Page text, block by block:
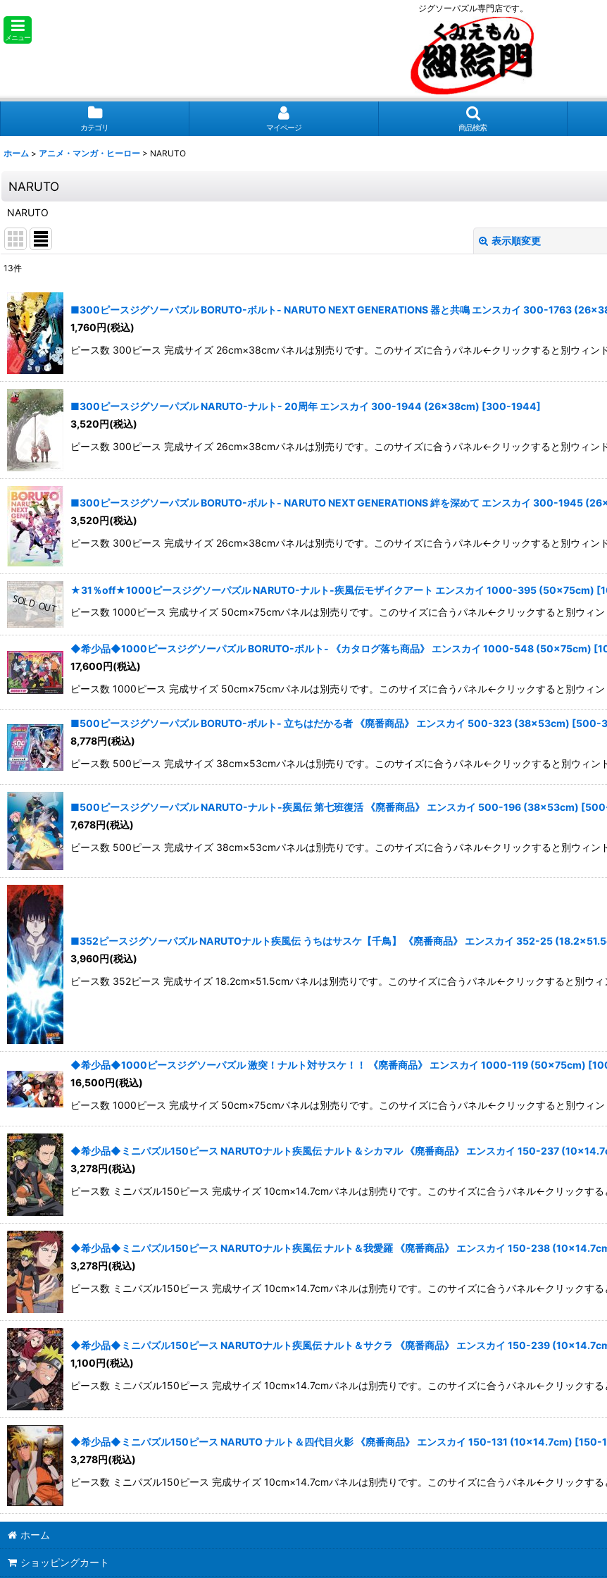
ジグソーパズル専門店です。
メニュー
カテゴリ マイページ 商品検索
ホーム > アニメ・マンガ・ヒーロー > NARUTO
NARUTO
NARUTO
表示順変更
並び順:
絞り込む
13件
■300ピースジグソーパズル BORUTO-ボルト- NARUTO NEXT GENERATIONS 器と共鳴 エンスカイ 300-1763
1,760円(税込)
ピース数 300ピース 完成サイズ 26cm×38cmパネルは別売りです。このサイズに合うパネル←クリックすると別ウィ
■300ピースジグソーパズル NARUTO-ナルト- 20周年 エンスカイ 300-1944 (26×38cm) [300-1944]
3,520円(税込)
ピース数 300ピース 完成サイズ 26cm×38cmパネルは別売りです。このサイズに合うパネル←クリックすると別ウィ
■300ピースジグソーパズル BORUTO-ボルト- NARUTO NEXT GENERATIONS 絆を深めて エンスカイ 300-1945
3,520円(税込)
ピース数 300ピース 完成サイズ 26cm×38cmパネルは別売りです。このサイズに合うパネル←クリックすると別ウィ
★31％off★1000ピースジグソーパズル NARUTO-ナルト-疾風伝モザイクアート エンスカイ 1000-395 (50×75cm) [
ピース数 1000ピース 完成サイズ 50cm×75cmパネルは別売りです。このサイズに合うパネル←クリックすると別ウィ
◆希少品◆1000ピースジグソーパズル BORUTO-ボルト- 《カタログ落ち商品》 エンスカイ 1000-548 (50×75cm) [
17,600円(税込)
ピース数 1000ピース 完成サイズ 50cm×75cmパネルは別売りです。このサイズに合うパネル←クリックすると別ウィ
■500ピースジグソーパズル BORUTO-ボルト- 立ちはだかる者 《廃番商品》 エンスカイ 500-323 (38×53cm) [500-
8,778円(税込)
ピース数 500ピース 完成サイズ 38cm×53cmパネルは別売りです。このサイズに合うパネル←クリックすると別ウィ
■500ピースジグソーパズル NARUTO-ナルト-疾風伝 第七班復活 《廃番商品》 エンスカイ 500-196 (38×53cm) [
7,678円(税込)
ピース数 500ピース 完成サイズ 38cm×53cmパネルは別売りです。このサイズに合うパネル←クリックすると別ウィ
■352ピースジグソーパズル NARUTOナルト疾風伝 うちはサスケ【千鳥】 《廃番商品》 エンスカイ 352-25
3,960円(税込)
ピース数 352ピース 完成サイズ 18.2cm×51.5cmパネルは別売りです。このサイズに合うパネル←クリックすると別ウ
◆希少品◆1000ピースジグソーパズル 激突！ナルト対サスケ！！ 《廃番商品》 エンスカイ 1000-119 (50×75cm) [
16,500円(税込)
ピース数 1000ピース 完成サイズ 50cm×75cmパネルは別売りです。このサイズに合うパネル←クリックすると別ウィ
◆希少品◆ミニパズル150ピース NARUTOナルト疾風伝 ナルト＆シカマル 《廃番商品》 エンスカイ 150-237
3,278円(税込)
ピース数 ミニパズル150ピース 完成サイズ 10cm×14.7cmパネルは別売りです。このサイズに合うパネル←クリックす
◆希少品◆ミニパズル150ピース NARUTOナルト疾風伝 ナルト＆我愛羅 《廃番商品》 エンスカイ 150-238
3,278円(税込)
ピース数 ミニパズル150ピース 完成サイズ 10cm×14.7cmパネルは別売りです。このサイズに合うパネル←クリックす
◆希少品◆ミニパズル150ピース NARUTOナルト疾風伝 ナルト＆サクラ 《廃番商品》 エンスカイ 150-239
1,100円(税込)
ピース数 ミニパズル150ピース 完成サイズ 10cm×14.7cmパネルは別売りです。このサイズに合うパネル←クリックす
◆希少品◆ミニパズル150ピース NARUTO ナルト＆四代目火影 《廃番商品》 エンスカイ 150-131 (10×14.7cm) [150-
3,278円(税込)
ピース数 ミニパズル150ピース 完成サイズ 10cm×14.7cmパネルは別売りです。このサイズに合うパネル←クリックす
ホーム
ショッピングカート